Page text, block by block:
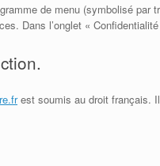
de menu (symbolisé
Dans l’onglet «
est soumis au droit français.